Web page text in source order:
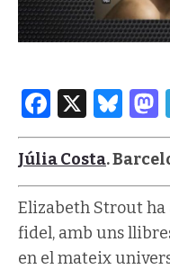
X
Júlia Costa.
Elizabeth Strout
fidel, amb uns
en el mateix